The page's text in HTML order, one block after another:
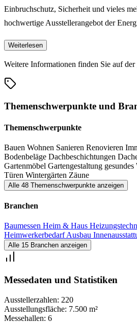
Einbruchschutz, Sicherheit und vieles
hochwertige Ausstellerangebot der
Weiterlesen
Weitere Informationen finden Sie auf der
Themenschwerpunkte und
Themenschwerpunkte
Bauen Wohnen Sanieren Renovieren
Bodenbeläge Dachbeschichtungen
Gartenmöbel Gartengestaltung gesundes
Türen Wintergärten Zäune
Alle 48 Themenschwerpunkte anzeigen
Branchen
Baumessen Heim & Haus
HeimwerkerbedarfAusbau
Alle 15 Branchen anzeigen
Messedaten und Statistiken
Ausstellerzahlen: 220
Ausstellungsfläche: 7.500 m²
Messehallen: 6